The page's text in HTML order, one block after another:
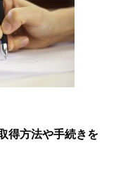
得方法や手続きを